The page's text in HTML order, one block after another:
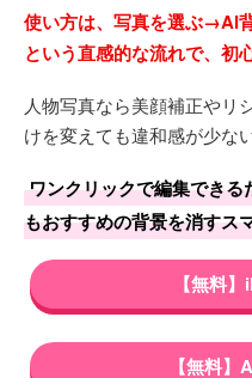
使い方は、写真を選ぶ→AI
という直感的な流れで、初
人物写真なら美顔補正やリ
けを変えても違和感が少な
ワンクリックで編集でき
もおすすめの背景を消すス
【無料
【無料